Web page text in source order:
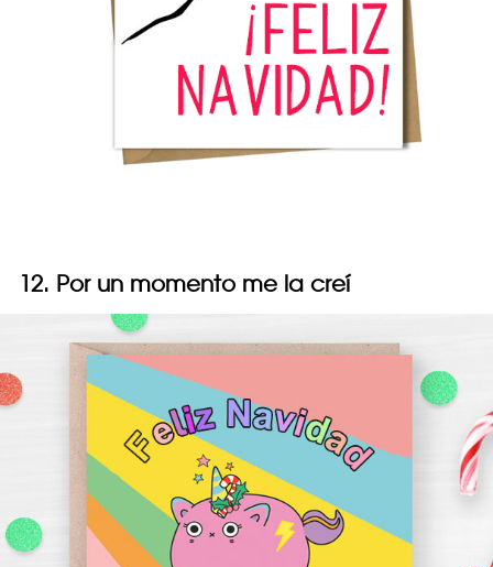
12. Por un momento me la creí